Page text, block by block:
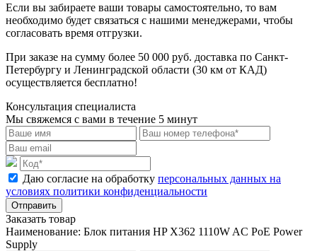
Если вы забираете ваши товары самостоятельно, то вам
необходимо будет связаться с нашими менеджерами, чтобы
согласовать время отгрузки.
При заказе на сумму более 50 000 руб. доставка по Санкт-
Петербургу и Ленинградской области (30 км от КАД)
осуществляется бесплатно!
Консультация специалиста
Мы свяжемся с вами в течение 5 минут
Даю согласие на обработку персональных данных на
условиях политики конфиденциальности
Отправить
Заказать товар
Наименование: Блок питания HP X362 1110W AC PoE Power
Supply